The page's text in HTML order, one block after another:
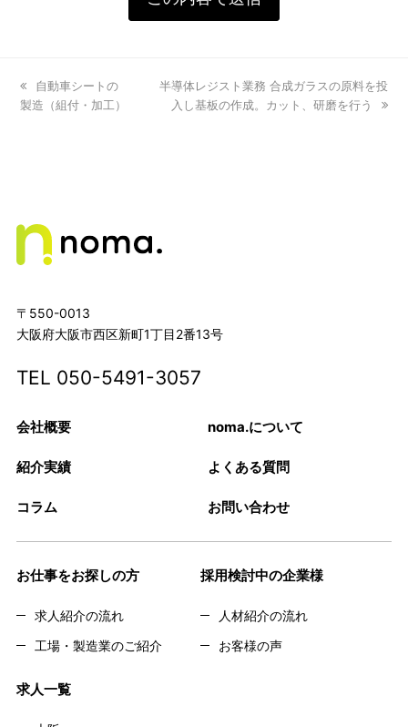
previous
post:
自動車シートの
製造（組付・加工）
next
post:
半導体レジスト業務 合成ガラスの原料を投
入し基板の作成。カット、研磨を行う
〒550-0013
大阪府大阪市西区新町1丁目2番13号
TEL 050-5491-3057
会社概要 noma.について
紹介実績 よくある質問
コラム お問い合わせ
お仕事をお探しの方
求人紹介の流れ
工場・製造業のご紹介
採用検討中の企業様
人材紹介の流れ
お客様の声
求人一覧